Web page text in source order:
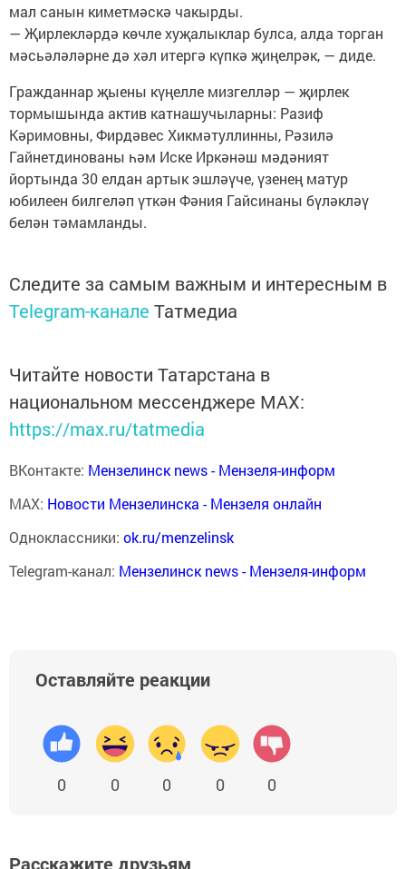
мал санын киметмәскә чакырды.
— Җирлекләрдә көчле хуҗалыклар булса, алда торган
мәсьәләләрне дә хәл итергә күпкә җиңелрәк, — диде.
Гражданнар җыены күңелле мизгелләр — җирлек
тормышында актив катнашучыларны: Разиф
Кәримовны, Фирдәвес Хикмәтуллинны, Рәзилә
Гайнетдинованы һәм Иске Иркәнәш мәдәният
йортында 30 елдан артык эшләүче, үзенең матур
юбилеен билгеләп үткән Фәния Гайсинаны бүләкләү
белән тәмамланды.
Следите за самым важным и интересным в
Telegram-канале Татмедиа
Читайте новости Татарстана в
национальном мессенджере MАХ:
https://max.ru/tatmedia
ВКонтакте: Мензелинск news - Мензеля-информ
MAX: Новости Мензелинска - Мензеля онлайн
Одноклассники: ok.ru/menzelinsk
Telegram-канал: Мензелинск news - Мензеля-информ
Оставляйте реакции
0 0 0 0 0
Расскажите друзьям